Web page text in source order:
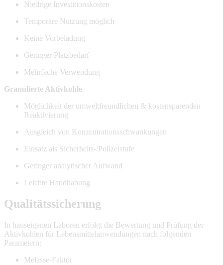
Niedrige Investitionskosten
Temporäre Nutzung möglich
Keine Vorbeladung
Geringer Platzbedarf
Mehrfache Verwendung
Granulierte Aktivkohle
Möglichkeit der umweltfreundlichen & kostensparenden
Reaktivierung
Ausgleich von Konzentrationsschwankungen
Einsatz als Sicherheits-/Polizeistufe
Geringer analytischer Aufwand
Leichte Handhabung
Qualitätssicherung
In hauseigenen Laboren erfolgt die Bewertung und Prüfung der
Aktivkohlen für Lebensmittelanwendungen nach folgenden
Parametern:
Melasse-Faktor